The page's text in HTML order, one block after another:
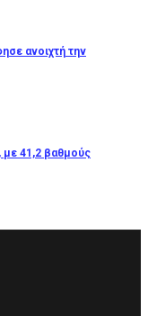
ανοιχτή την
με 41,2 βαθμούς